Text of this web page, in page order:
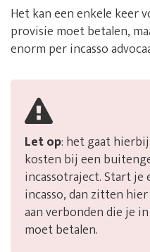
Het kan een enkele keer
provisie moet betalen,
enorm per incasso
Let op: het gaat
kosten bij een
incassotraject. Start
incasso, dan zitten
aan verbonden die je
moet betalen.